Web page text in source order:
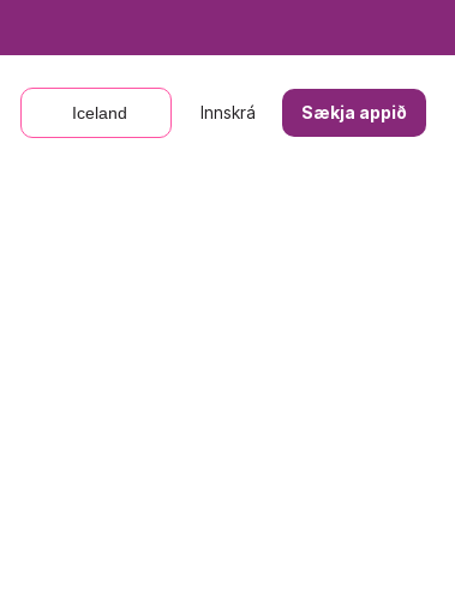
Iceland Innskrá Sækja appið
Iceland Innskrá Sækja appið